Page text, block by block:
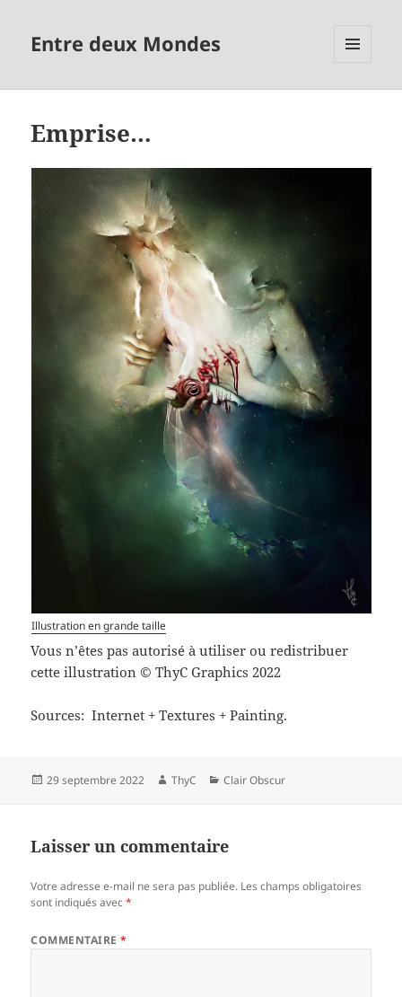
Entre deux Mondes
Emprise…
Illustration en grande taille
Vous n’êtes pas autorisé à utiliser ou redistribuer
cette illustration © ThyC Graphics 2022
Sources: Internet + Textures + Painting.
Publié
29 septembre 2022 Auteur
ThyC Catégories
Clair Obscur
Laisser un commentaire
Votre adresse e-mail ne sera pas publiée. Les champs obligatoires
sont indiqués avec*
COMMENTAIRE*